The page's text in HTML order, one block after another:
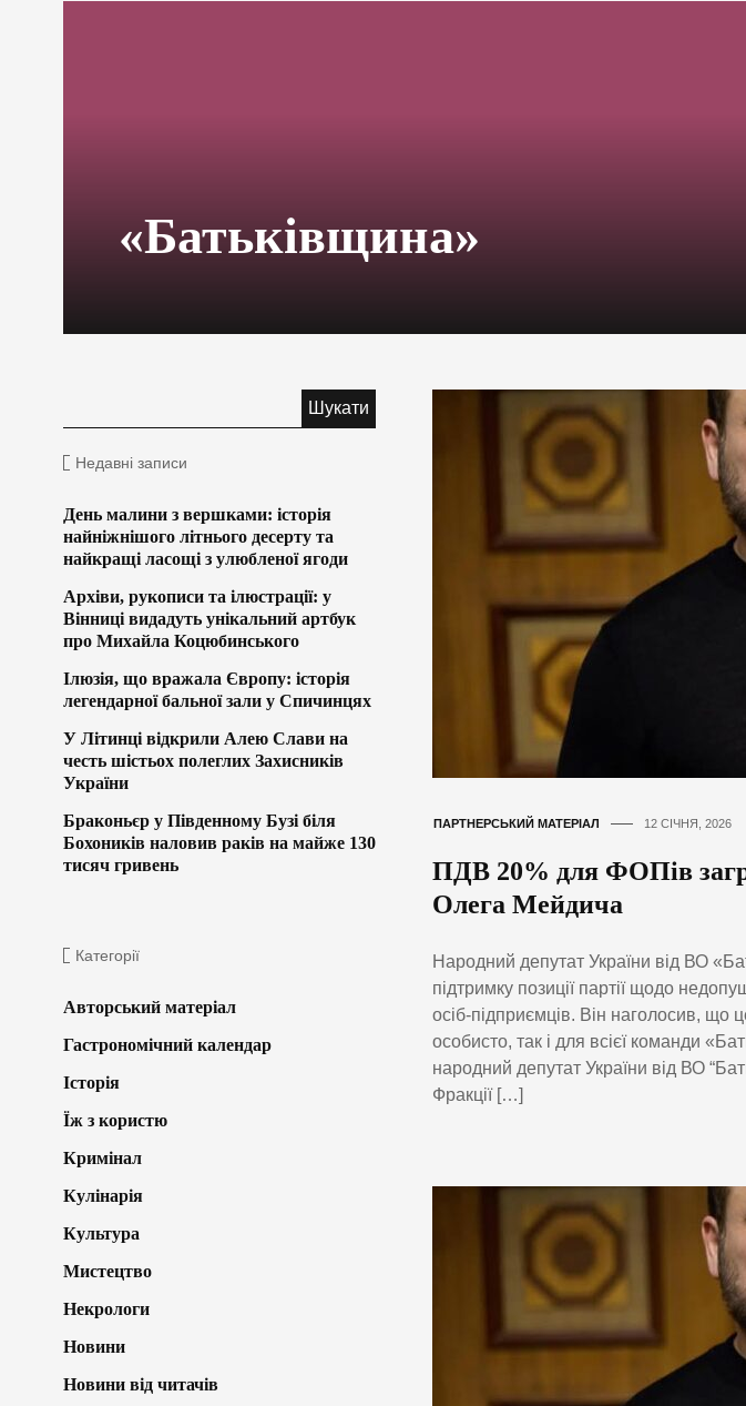
«Батьківщина»
ПАРТНЕРСЬКИЙ МАТЕРІАЛ 12 СІЧНЯ, 2026
ПДВ 20% для ФОПів
Олега Мейдича
Народний депутат України від ВО
підтримку позиції партії щодо
осіб-підприємців. Він наголосив, що
особисто, так і для всієї команди
народний депутат України від ВО
Фракції […]
Недавні записи
День малини з вершками: історія
найніжнішого літнього десерту та
найкращі ласощі з улюбленої ягоди
Архіви, рукописи та ілюстрації: у
Вінниці видадуть унікальний артбук
про Михайла Коцюбинського
Ілюзія, що вражала Європу: історія
легендарної бальної зали у Спичинцях
У Літинці відкрили Алею Слави на
честь шістьох полеглих Захисників
України
Браконьєр у Південному Бузі біля
Бохоників наловив раків на майже 130
тисяч гривень
Категорії
Авторський матеріал
Гастрономічний календар
Історія
Їж з користю
Кримінал
Кулінарія
Культура
Мистецтво
Некрологи
Новини
Новини від читачів